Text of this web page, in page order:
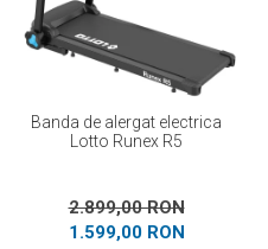
Banda de alergat electrica
Lotto Runex R5
2.899,00 RON
1.599,00 RON